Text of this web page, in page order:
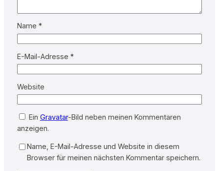
Name *
E-Mail-Adresse *
Website
Ein Gravatar-Bild neben meinen Kommentaren
anzeigen.
Name, E-Mail-Adresse und Website in diesem
Browser für meinen nächsten Kommentar speichern.